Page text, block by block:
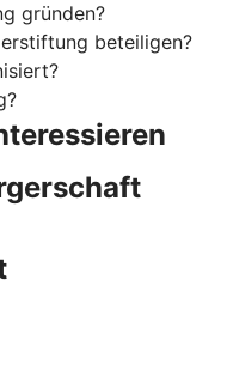
gründen?
beteiligen?